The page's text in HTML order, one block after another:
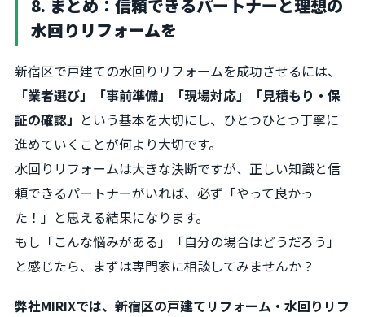
8. まとめ：信頼できるパートナーと理想の
水回りリフォームを
新宿区で戸建ての水回りリフォームを成功させるには、
「業者選び」「事前準備」「現場対応」「見積もり・保
証の確認」 という基本を大切にし、ひとつひとつ丁寧に
進めていくことが何より大切です。
水回りリフォームは大きな決断ですが、正しい知識と信
頼できるパートナーがいれば、必ず「やって良かっ
た！」と思える結果になります。
もし「こんな悩みがある」「自分の場合はどうだろう」
と感じたら、まずは専門家に相談してみませんか？
弊社MIRIXでは、新宿区の戸建てリフォーム・水回りリフ